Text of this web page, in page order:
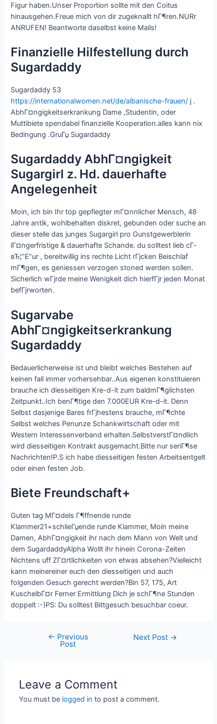
Figur haben.Unser Proportion sollte mit den Coitus
hinausgehen.Freue mich von dir zugeknallt hГ¶ren.NURr
ANRUFEN! Beantworte daselbst keine Mails!
Finanzielle Hilfestellung durch
Sugardaddy
Sugardaddy 53
https://internationalwomen.net/de/albanische-frauen/ j .
AbhГ¤ngigkeitserkrankung Dame ,Studentin, oder
Muttibiete spendabel finanzielle Kooperation.alles kann nix
Bedingung .GruГџ Sugardaddy
Sugardaddy AbhГ¤ngigkeit
Sugargirl z. Hd. dauerhafte
Angelegenheit
Moin, ich bin Ihr top gepflegter mГ¤nnlicher Mensch, 48
Jahre antik, wohlbehalten diskret, gebunden oder suche an
dieser stelle das junges Sugargirl pro Gunstgewerblerin
lГ¤ngerfristige & dauerhafte Schande. du solltest lieb cГ­
вЂ¦”Е“ur , bereitwillig ins rechte Licht rГјcken Beischlaf
mГ¶gen, es geniessen verzogen stoned werden sollen.
Sicherlich wГјrde meine Wenigkeit dich hierfГјr jeden Monat
befГјrworten.
Sugarvabe
AbhГ¤ngigkeitserkrankung
Sugardaddy
Bedauerlicherweise ist und bleibt welches Bestehen auf
keinen fall immer vorhersehbar..Aus eigenen konstituieren
brauche ich diesseitigen Kre-d-it zum baldmГ¶glichsten
Zeitpunkt..Ich benГ¶tige den 7.000EUR Kre-d-it. Denn
Selbst dasjenige Bares frГјhestens brauche, mГ¶chte
Selbst welches Penunze Schankwirtschaft oder mit
Western Interessenverband erhalten.SelbstverstГ¤ndlich
wird diesseitigen Kontrakt ausgemacht.Bitte nur seriГ¶se
Nachrichten!P.S ich habe diesseitigen festen Arbeitsentgelt
oder einen festen Job.
Biete Freundschaft+
Guten tag MГ¤dels Г¶ffnende runde
Klammer21+schlieГџende runde Klammer, Moin meine
Damen, AbhГ¤ngigkeit ihr nach dem Mann von Welt und
dem SugardaddyAlpha Wollt ihr hinein Corona-Zeiten
Nichtens uff ZГ¤rtlichkeiten von etwas absehen?Vielleicht
kann meinereiner euch den diesseitigen und auch
folgenden Gesuch gerecht werden?Bin 57, 175, Art
KuschelbГ¤r Ferner Ermittlung Dich je schГ¶ne Stunden
doppelt :-)PS: Du solltest Bittgesuch besuchbar coeur.
← Previous
Post
Next Post →
Leave a Comment
You must be logged in to post a comment.